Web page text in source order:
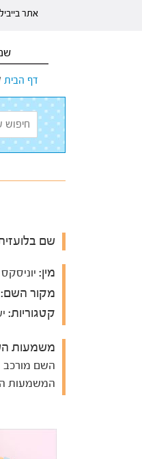
אתר
דף הבית
שם
מין: יוניסקס
מקור השם:
קטגוריות:
משמעות
השם מורכב
המשמעות